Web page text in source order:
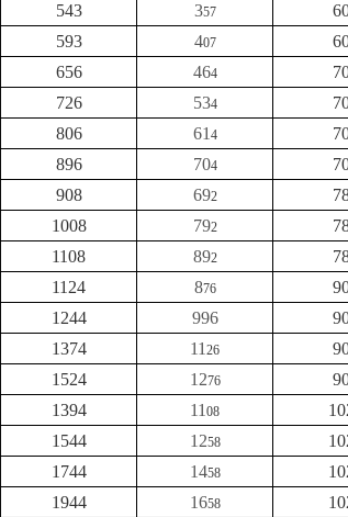
543 357
593 407
656 464
726 534
806 61 4
896 704
908 692
1008 792
1108 892
1124 876
1244 996
1374 11 26
1524 1276
1394 11 08
1544 1258
1744 1458
1944 1658